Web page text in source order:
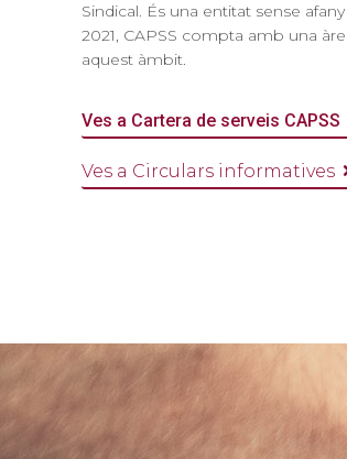
Sindical. És una entitat sense
2021, CAPSS compta amb una
aquest àmbit.
Ves a Cartera de serveis CAPSS
Ves a Circulars informatives